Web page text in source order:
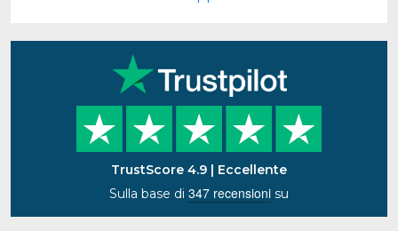
TrustScore 4.9 | Eccellente
Sulla base di 347 recensioni su